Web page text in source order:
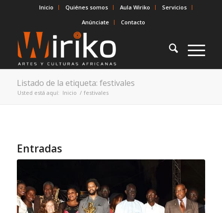
Inicio Quiénes somos Aula Wiriko
Servicios
Anúnciate
Contacto
Listado de la etiqueta: festivales
Usted está aquí: Inicio / festivales
Entradas